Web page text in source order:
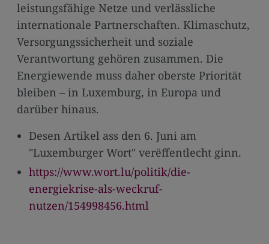
leistungsfähige Netze und verlässliche
internationale Partnerschaften. Klimaschutz,
Versorgungssicherheit und soziale
Verantwortung gehören zusammen. Die
Energiewende muss daher oberste Priorität
bleiben – in Luxemburg, in Europa und
darüber hinaus.
Desen Artikel ass den 6. Juni am
"Luxemburger Wort" verëffentlecht ginn.
https://www.wort.lu/politik/die-
energiekrise-als-weckruf-
nutzen/154998456.html